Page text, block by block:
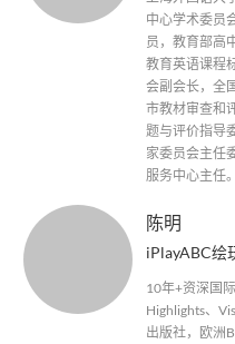
中心学术委员
员，教育部高
教育英语课程
会副会长，全
市教材审查和
题与评价指导
家委员会主任
服务中心主任。
陈明
iPlayABC绘
10年+资深国
Highlights、
出版社，欧洲